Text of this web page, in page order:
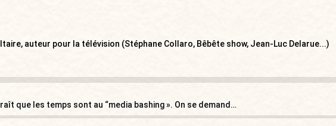
auteur pour la télévision (Stéphane Collaro, Bêbête show, Jean-Luc Delarue...)
Assises du journalisme : il paraît que les temps sont au “media bashing ». On se demande pourquoi…